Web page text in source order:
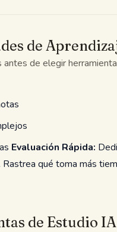
de
de elegir
Evaluación Rápida:
qué toma más
de Estudio IA